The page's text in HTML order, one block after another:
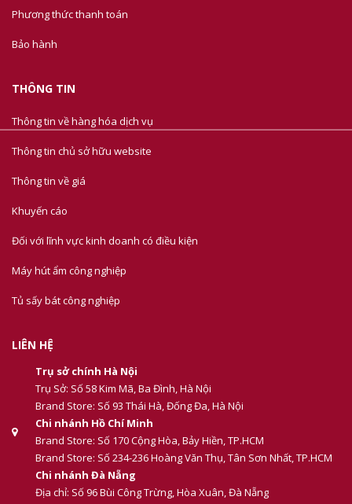
Phương thức thanh toán
Bảo hành
THÔNG TIN
Thông tin về hàng hóa dịch vụ
Thông tin chủ sở hữu website
Thông tin về giá
Khuyến cáo
Đối với lĩnh vực kinh doanh có điều kiện
Máy hút ẩm công nghiệp
Tủ sấy bát công nghiệp
LIÊN HỆ
Trụ sở chính Hà Nội
Trụ Sở: Số 58 Kim Mã, Ba Đình, Hà Nội
Brand Store: Số 93 Thái Hà, Đống Đa, Hà Nội
Chi nhánh Hồ Chí Minh
Brand Store: Số 170 Cộng Hòa, Bảy Hiền, TP.HCM
Brand Store: Số 234-236 Hoàng Văn Thụ, Tân Sơn Nhất, TP.HCM
Chi nhánh Đà Nẵng
Địa chỉ: Số 96 Bùi Công Trừng, Hòa Xuân, Đà Nẵng